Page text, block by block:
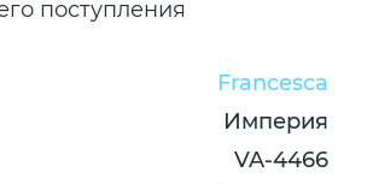
поступления
Francesca
Империя
VA-4466